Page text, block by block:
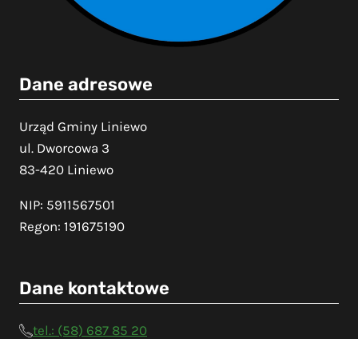
Dane adresowe
Urząd Gminy Liniewo
ul. Dworcowa 3
83-420 Liniewo
NIP: 5911567501
Regon: 191675190
Dane kontaktowe
tel.: (58) 687 85 20